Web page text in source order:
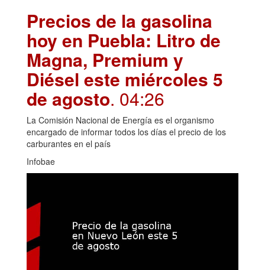
Precios de la gasolina
hoy en Puebla: Litro de
Magna, Premium y
Diésel este miércoles 5
de agosto. 04:26
La Comisión Nacional de Energía es el organismo
encargado de informar todos los días el precio de los
carburantes en el país
Infobae